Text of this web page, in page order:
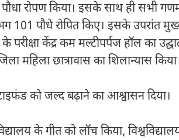
पौधा रोपण किया। इसके साथ ही सभी
101 पौधे रोपित किए। इसके उपरांत
परीक्षा केंद्र कम मल्टीपर्पज हॉल का
महिला छात्रावास का शिलान्यास
को जल्द बढ़ाने का आश्वासन दिया।
के गीत को लॉच किया,